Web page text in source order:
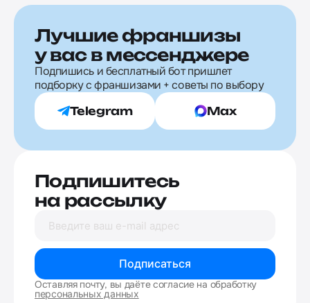
Лучшие франшизы
у вас в мессенджере
Подпишись и бесплатный бот пришлет
подборку с франшизами + советы по выбору
Telegram Max
Подпишитесь
на рассылку
Подписаться
Оставляя почту, вы даёте согласие на обработку
персональных данных